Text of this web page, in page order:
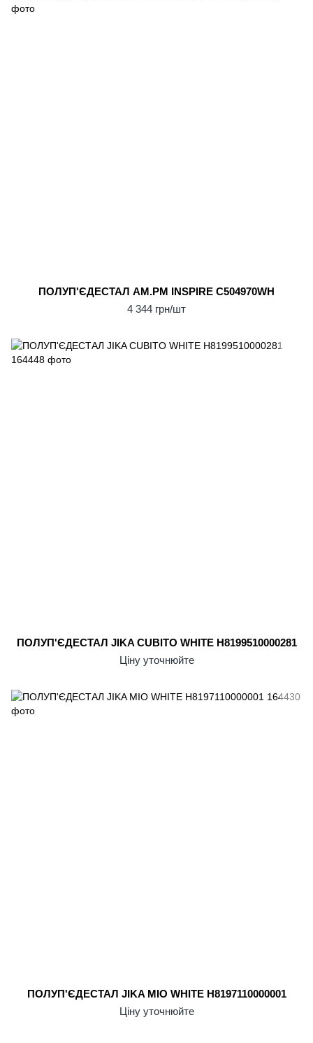
ПОЛУП'ЄДЕСТАЛ AM.PM INSPIRE C504970WH
4 344 грн/шт
ПОЛУП'ЄДЕСТАЛ JIKA CUBITO WHITE H8199510000281
Ціну уточнюйте
ПОЛУП'ЄДЕСТАЛ JIKA MIO WHITE H8197110000001
Ціну уточнюйте